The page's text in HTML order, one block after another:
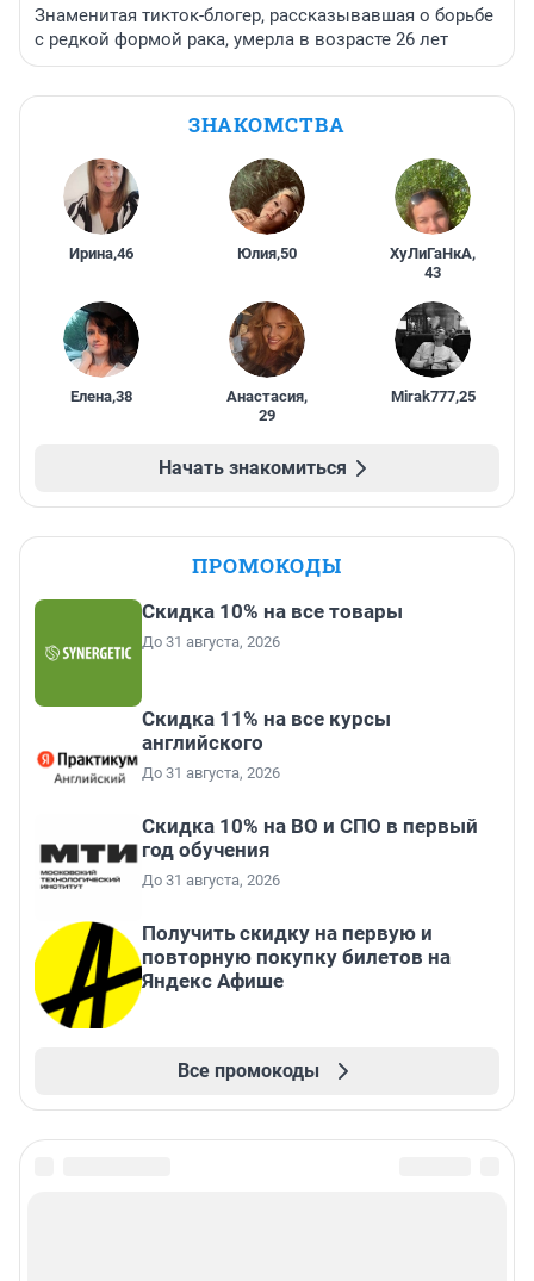
Знаменитая тикток-блогер, рассказывавшая о борьбе
с редкой формой рака, умерла в возрасте 26 лет
ЗНАКОМСТВА
Ирина,46 Юлия,50 ХуЛиГаНкА,
43
Елена,38 Анастасия,
29
Mirak777,25
Начать знакомиться
ПРОМОКОДЫ
Скидка 10% на все товары
До 31 августа, 2026
Скидка 11% на все курсы
английского
До 31 августа, 2026
Скидка 10% на ВО и СПО в первый
год обучения
До 31 августа, 2026
Получить скидку на первую и
повторную покупку билетов на
Яндекс Афише
Все промокоды